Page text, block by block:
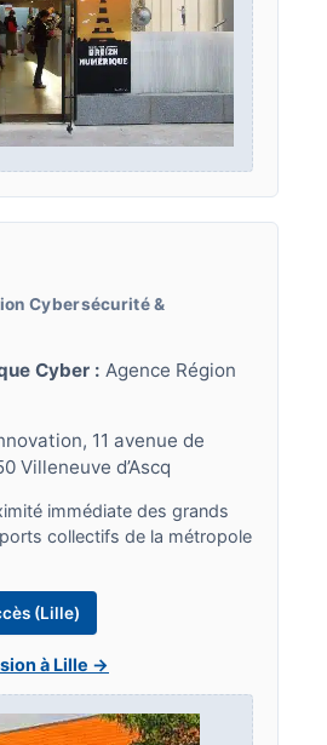
Cybersécurité &
Cyber : Agence Région
11 avenue de
Villeneuve d’Ascq
immédiate des grands
collectifs de la métropole
(Lille)
à Lille →